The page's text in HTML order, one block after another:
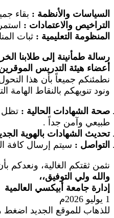
السياسات والأنظمة : بقاء
التراخيص والاعتمادات :
المنظومة التعليمية : ثبات
رسالة طمأنينة إلى طلابنا
أعضاء هيئة التدريس
نطمئنكم جميعاً بأن هذا
ونود تنويهكم بالنقاط الهامة
صحة الشهادات الحالية : تظل
طبيعي وآمن جداً .
تحديث الشهادات بالهوية
التواصل : سيتم إرسال كافة
نثمن ثقتكم الغالية، ونعدكم
والله ولي التوفيق،،
إدارة جامعة أبيكسي العالمية
1 يوليو 2026م
للذهاب للموقع الجديد اضغط